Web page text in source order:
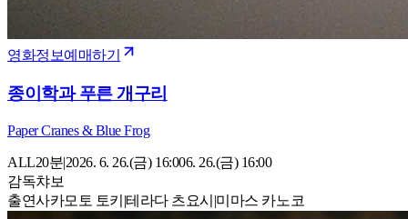
영화정보예매하기
종이학과 푸른 개구리
Paper Cranes & Blue Frog
ALL20분|2026. 6. 26.(금) 16:006. 26.(금) 16:00
감독챠보
출연사카모토 토키 |테라다 츠요시 |미마스 카노코